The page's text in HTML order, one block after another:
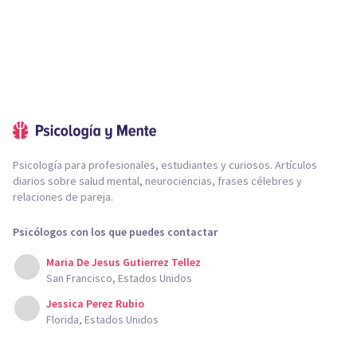
Psicología para profesionales, estudiantes y curiosos. Artículos
diarios sobre salud mental, neurociencias, frases célebres y
relaciones de pareja.
Psicólogos con los que puedes contactar
Maria De Jesus Gutierrez Tellez
San Francisco, Estados Unidos
Jessica Perez Rubio
Florida, Estados Unidos